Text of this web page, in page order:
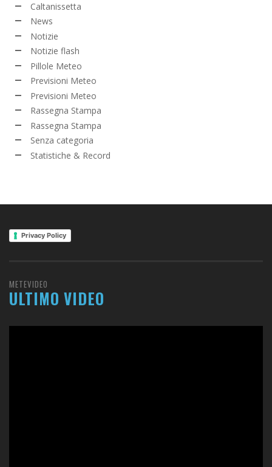
Caltanissetta
News
Notizie
Notizie flash
Pillole Meteo
Previsioni Meteo
Previsioni Meteo
Rassegna Stampa
Rassegna Stampa
Senza categoria
Statistiche & Record
Privacy Policy
METEVIDEO
ULTIMO VIDEO